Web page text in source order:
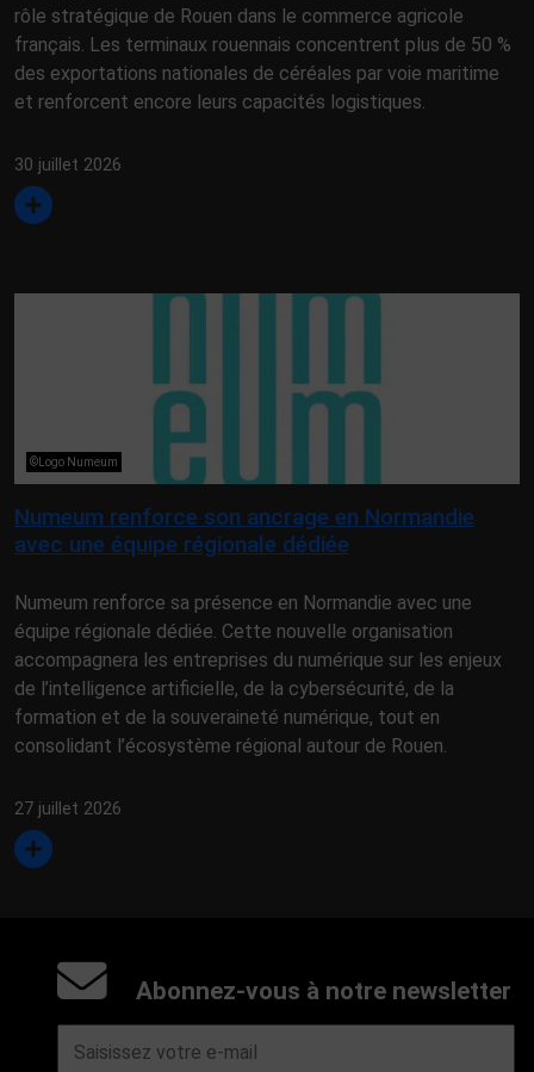
rôle stratégique de Rouen dans le commerce agricole
français. Les terminaux rouennais concentrent plus de 50 %
des exportations nationales de céréales par voie maritime
et renforcent encore leurs capacités logistiques.
30 juillet 2026
©Logo Numeum
Numeum renforce son ancrage en Normandie
avec une équipe régionale dédiée
Numeum renforce sa présence en Normandie avec une
équipe régionale dédiée. Cette nouvelle organisation
accompagnera les entreprises du numérique sur les enjeux
de l’intelligence artificielle, de la cybersécurité, de la
formation et de la souveraineté numérique, tout en
consolidant l’écosystème régional autour de Rouen.
27 juillet 2026
Abonnez-vous à notre newsletter